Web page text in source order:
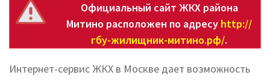
Официальный сайт ЖКХ района
Митино расположен по адресу http://
гбу-жилищник-митино.рф/.
Интернет-сервис ЖКХ в Москве дает возможность